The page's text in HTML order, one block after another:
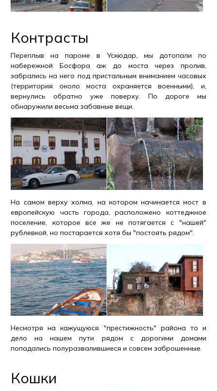
Контрасты
Переплыв на пароме в Ускюдар, мы дотопали по
набережной Босфора аж до моста через пролив,
забрались на него под пристальным вниманием часовых
(территория около моста охраняется военными), и,
вернулись обратно уже поверху. По дороге мы
обнаружили весьма забавные вещи.
На самом верху холма, на котором начинается мост в
европейскую часть города, расположено коттеджное
поселение, которое все же не потягается с "нашей"
рублевкой, но постарается хотя бы "постоять рядом".
Несмотря на кажущуюся "престижность" района то и
дело на нашем пути рядом с дорогими домами
попадались полуразвалившиеся и совсем заброшенные.
Кошки